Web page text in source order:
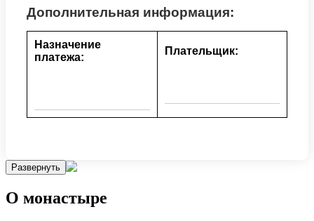
Дополнительная информация:
Назначение
платежа:
Плательщик:
Развернуть
О монастыре